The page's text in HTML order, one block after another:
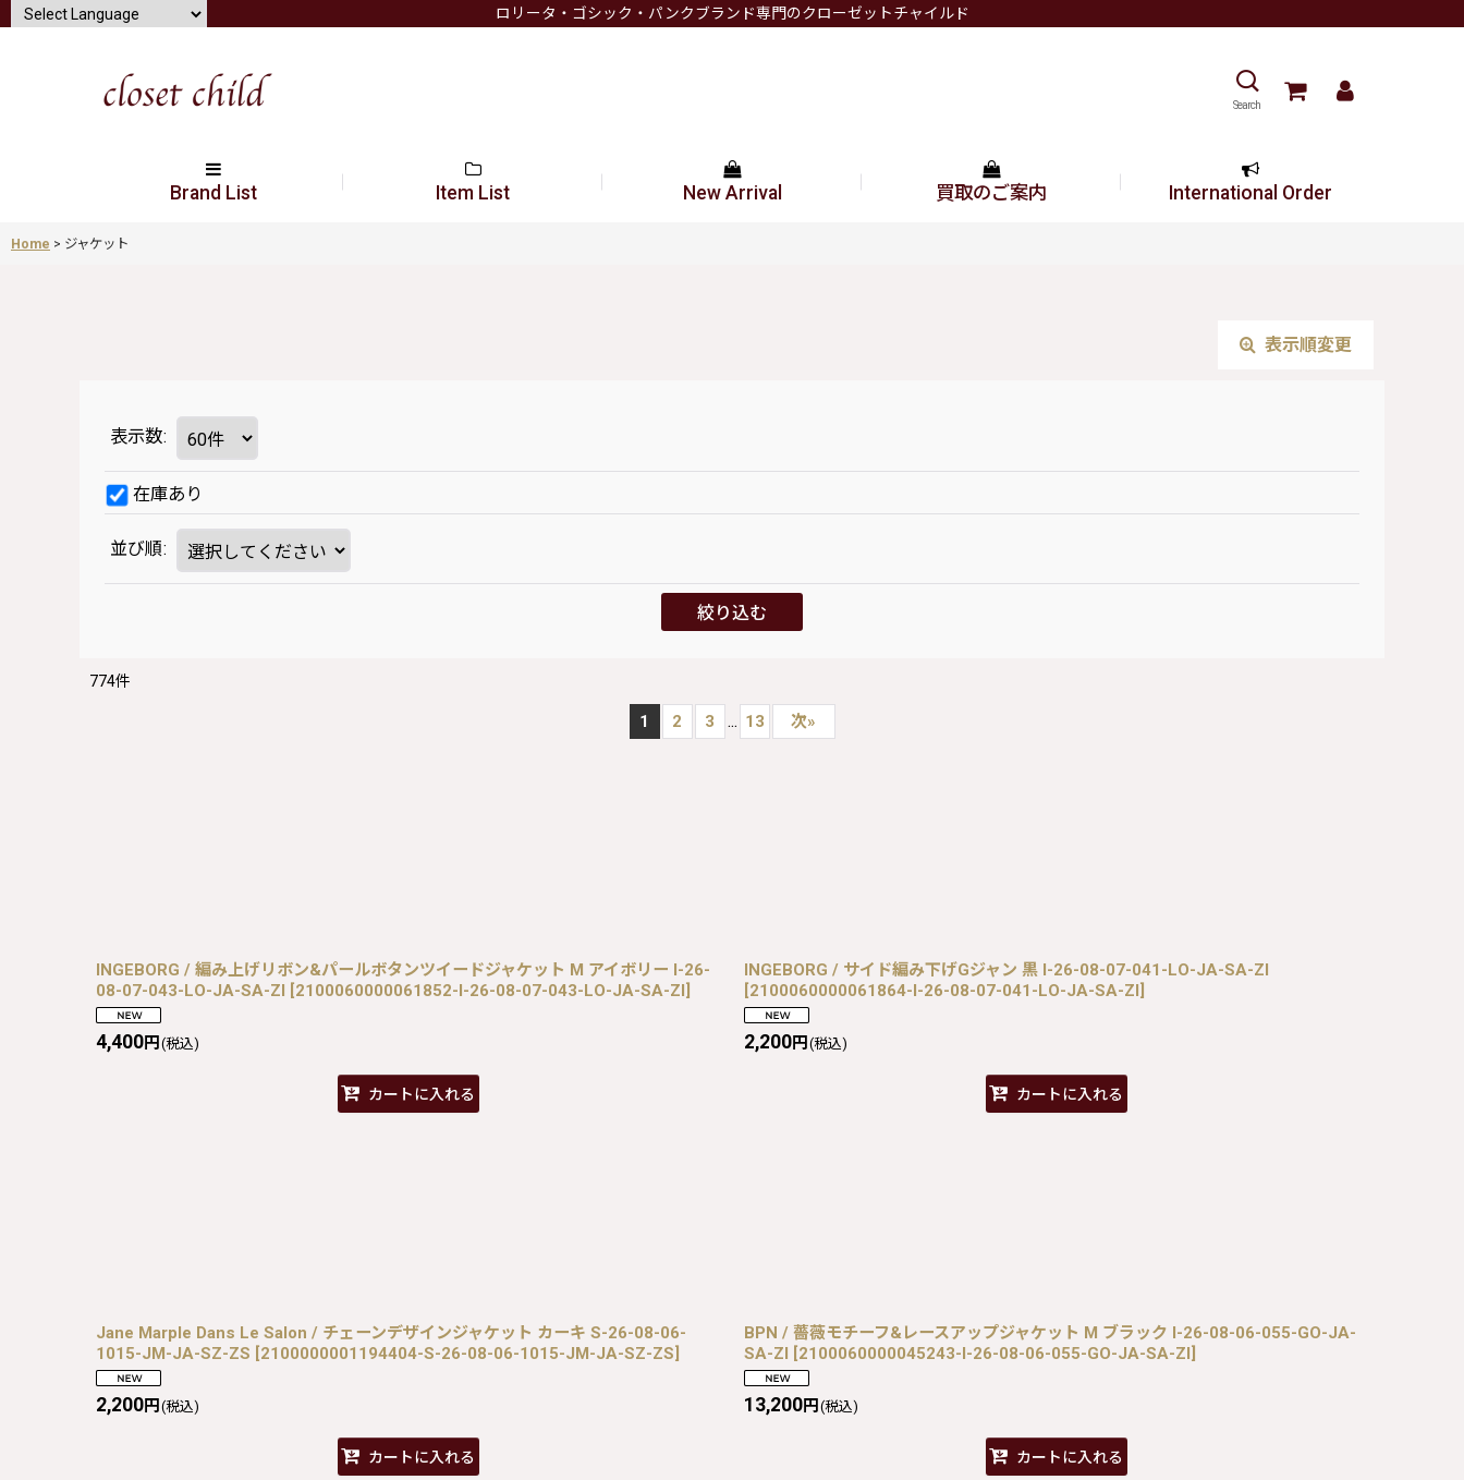
ロリータ・ゴシック・パンクブランド専門のクローゼットチャイルド
Search
Brand List Item List New Arrival 買取のご案内 International Order
Home > ジャケット
表示順変更
表示数:
在庫あり
並び順:
絞り込む
774件
1 2 3 ... 13 次»
INGEBORG / 編み上げリボン&パールボタンツイードジャケット M アイボリー I-26-
08-07-043-LO-JA-SA-ZI [2100060000061852-I-26-08-07-043-LO-JA-SA-ZI]
4,400円 (税込)
カートに入れる
INGEBORG / サイド編み下げGジャン 黒 I-26-08-07-041-LO-JA-SA-ZI
[2100060000061864-I-26-08-07-041-LO-JA-SA-ZI]
2,200円 (税込)
カートに入れる
Jane Marple Dans Le Salon / チェーンデザインジャケット カーキ S-26-08-06-
1015-JM-JA-SZ-ZS [2100000001194404-S-26-08-06-1015-JM-JA-SZ-ZS]
2,200円 (税込)
カートに入れる
BPN / 薔薇モチーフ&レースアップジャケット M ブラック I-26-08-06-055-GO-JA-
SA-ZI [2100060000045243-I-26-08-06-055-GO-JA-SA-ZI]
13,200円 (税込)
カートに入れる